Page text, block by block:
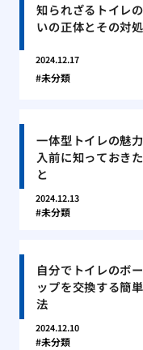
知られざるトイレ
いの正体とその対
2024.12.17
未分類
一体型トイレの魅
入前に知っておき
と
2024.12.13
未分類
自分でトイレのボ
ップを交換する簡
法
2024.12.10
未分類